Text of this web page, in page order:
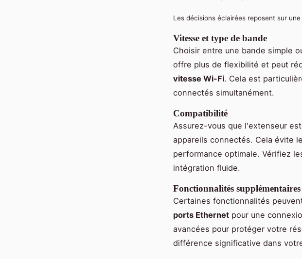
Les décisions éclairées reposent sur
Vitesse et type de bande
Choisir entre une bande simple
offre plus de flexibilité et peut
vitesse Wi-Fi. Cela est
connectés simultanément.
Compatibilité
Assurez-vous que l'extenseur est
appareils connectés. Cela évite
performance optimale. Vérifiez
intégration fluide.
Fonctionnalités supplémentaires
Certaines fonctionnalités
ports Ethernet pour une
avancées pour protéger votre
différence significative dans